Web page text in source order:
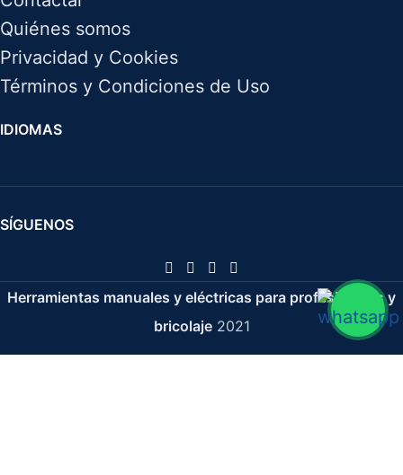
Quiénes somos
Privacidad y Cookies
Términos y Condiciones de Uso
IDIOMAS
SÍGUENOS
Herramientas manuales y eléctricas para profesionales y
bricolaje 2021